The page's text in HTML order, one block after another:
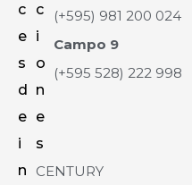
c
e
s
d
e
i
n
c
i
o
n
e
s
CENTURY
(+595) 981 200 024
Campo 9
(+595 528) 222 998